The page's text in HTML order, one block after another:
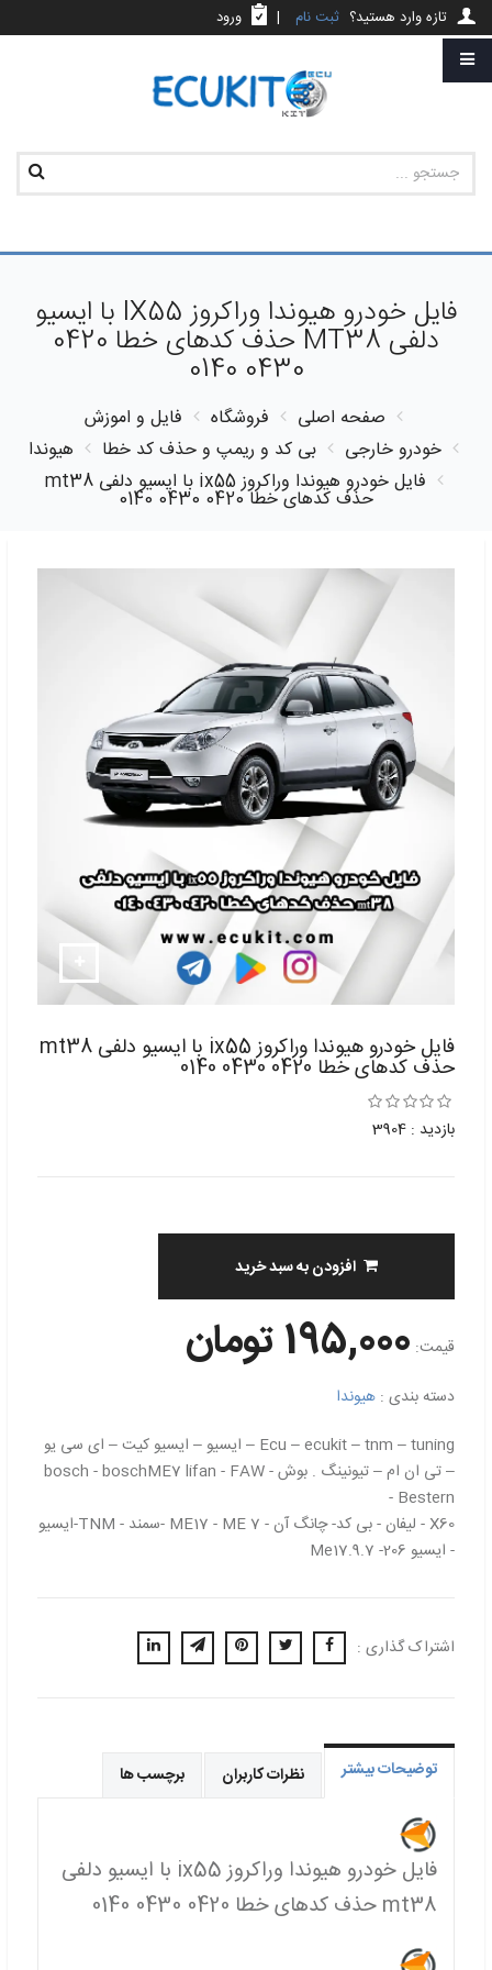
تازه وارد هستید؟ ثبت نام | ورود
فایل خودرو هیوندا وراکروز IX55 با ایسیو
دلفی MT38 حذف کدهای خطا 0420
0430 0140
صفحه اصلی فروشگاه
فایل و اموزش
خودرو خارجی
بی کد و ریمپ و حذف کد خطا
هیوندا
فایل خودرو هیوندا وراکروز ix55 با ایسیو دلفی mt38
حذف کدهای خطا 0420 0430 0140
فایل خودرو هیوندا وراکروز ix55 با ایسیو دلفی mt38
حذف کدهای خطا 0420 0430 0140
بازدید : 3904
افزودن به سبد خرید
قیمت: 195,000 تومان
دسته بندی : هیوندا
Ecu – ecukit – tnm – tuning – ایسیو – ایسیو کیت – ای سی یو
– تی ان ام – تیونینگ . بوش - bosch - boschME7 lifan - FAW
- Bestern
X60 - لیفان - بی کد- چانگ آن - ME17 - ME 7 -سمند - TNM-ایسیو
- ایسیو Me17.9.7 -206
اشتراک گذاری :
توضیحات بیشتر نظرات کاربران برچسب ها
فایل خودرو هیوندا وراکروز ix55 با ایسیو دلفی
mt38 حذف کدهای خطا 0420 0430 0140